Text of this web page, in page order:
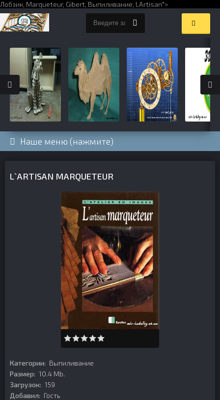
Лобзик, Marqueteur, Gibert, Выпиливание, LArtisan">
Наше меню (нажмите)
L`ARTISAN MARQUETEUR
Категории: Выпиливание
Размер: 10.4 Mb.
Загрузок: 159
Добавил: Гость